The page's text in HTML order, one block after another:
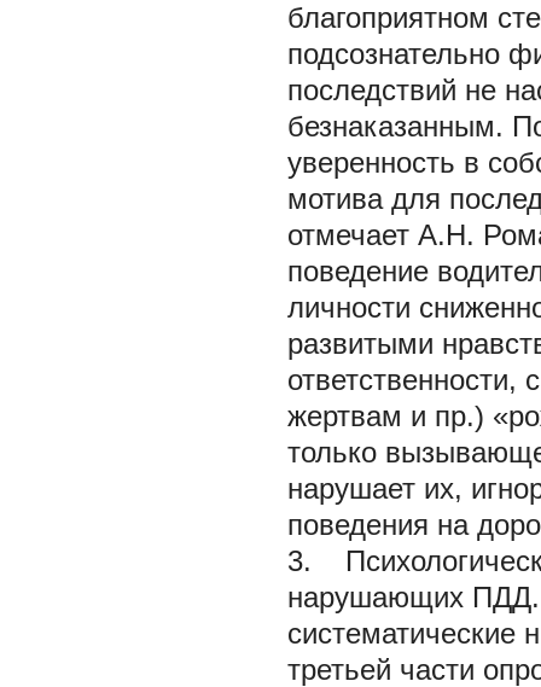
благоприятном
подсознательно
последствий не
безнаказанным.
уверенность в
мотива для
отмечает А.Н.
поведение
личности
развитыми
жертвам и пр.)
только
нарушает их,
поведения на
3.
нарушающих ПДД.
систематические
третьей части